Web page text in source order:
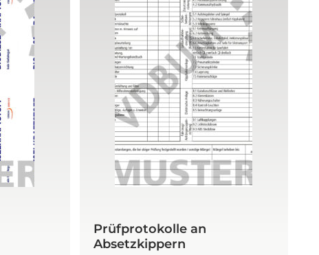
Prüfprotokolle an
Absetzkippern